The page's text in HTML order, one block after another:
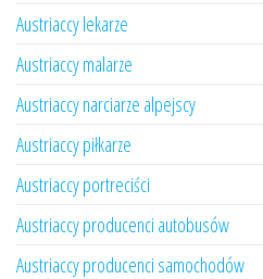
Austriaccy lekarze
Austriaccy malarze
Austriaccy narciarze alpejscy
Austriaccy piłkarze
Austriaccy portreciści
Austriaccy producenci autobusów
Austriaccy producenci samochodów